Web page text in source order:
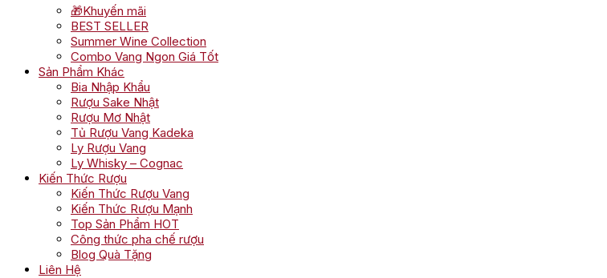
🎁Khuyến mãi
BEST SELLER
Summer Wine Collection
Combo Vang Ngon Giá Tốt
Sản Phẩm Khác
Bia Nhập Khẩu
Rượu Sake Nhật
Rượu Mơ Nhật
Tủ Rượu Vang Kadeka
Ly Rượu Vang
Ly Whisky – Cognac
Kiến Thức Rượu
Kiến Thức Rượu Vang
Kiến Thức Rượu Mạnh
Top Sản Phẩm HOT
Công thức pha chế rượu
Blog Quà Tặng
Liên Hệ